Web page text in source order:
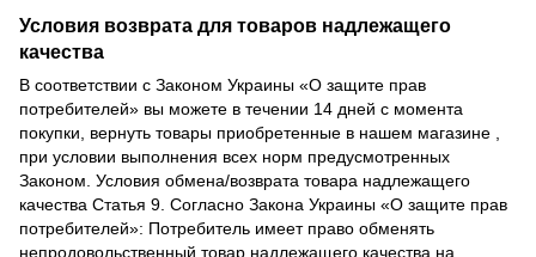
Условия возврата для товаров надлежащего
качества
В соответствии с Законом Украины «О защите прав
потребителей» вы можете в течении 14 дней с момента
покупки, вернуть товары приобретенные в нашем магазине ,
при условии выполнения всех норм предусмотренных
Законом. Условия обмена/возврата товара надлежащего
качества Статья 9. Согласно Закона Украины «О защите прав
потребителей»: Потребитель имеет право обменять
непродовольственный товар надлежащего качества на
🌹
🌹